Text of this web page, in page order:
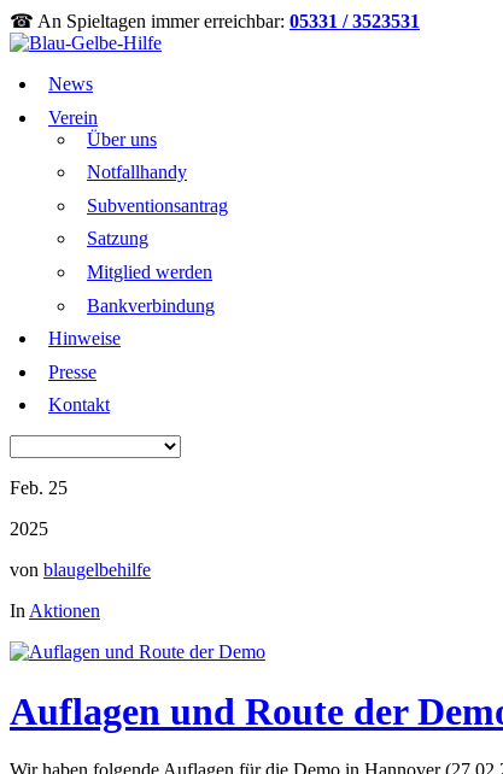
☎ An Spieltagen immer erreichbar: 05331 / 3523531
News
Verein
Über uns
Notfallhandy
Subventionsantrag
Satzung
Mitglied werden
Bankverbindung
Hinweise
Presse
Kontakt
Feb. 25
2025
von blaugelbehilfe
In Aktionen
Auflagen und Route der